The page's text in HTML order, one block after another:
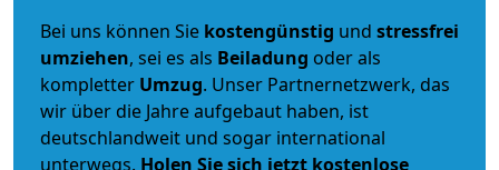
Bei uns können Sie kostengünstig und stressfrei
umziehen, sei es als Beiladung oder als
kompletter Umzug. Unser Partnernetzwerk, das
wir über die Jahre aufgebaut haben, ist
deutschlandweit und sogar international
unterwegs. Holen Sie sich jetzt kostenlose